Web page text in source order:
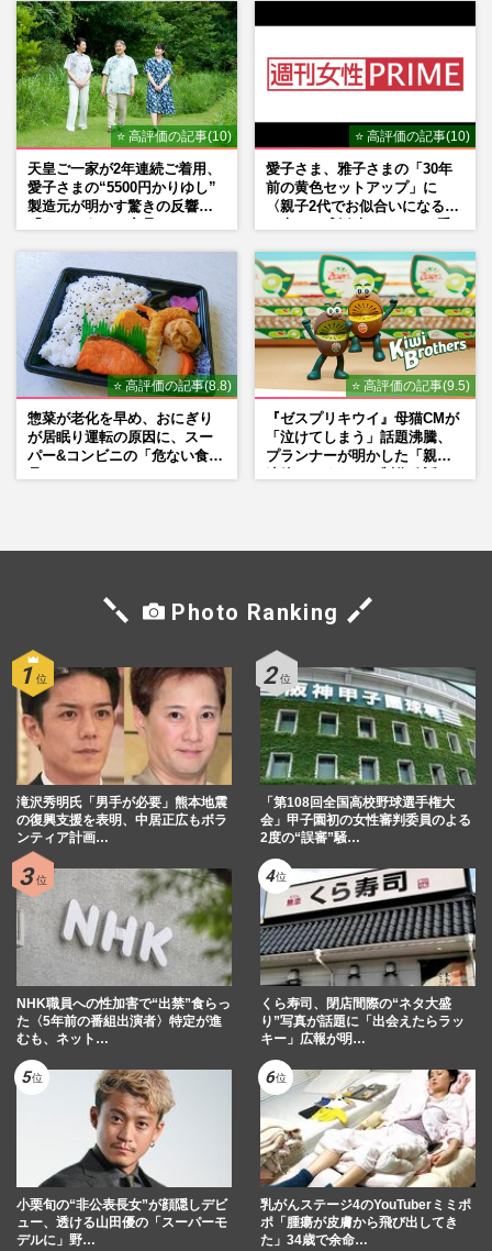
⭐ 高評価の記事(10)
天皇ご一家が2年連続ご着用、
愛子さまの“5500円かりゆし”
製造元が明かす驚きの反響
⭐ 高評価の記事(10)
愛子さま、雅子さまの「30年
前の黄色セットアップ」に
〈親子2代でお似合いになる〉
⭐ 高評価の記事(8.8)
惣菜が老化を早め、おにぎり
が居眠り運転の原因に、スー
パー&コンビニの「危ない食
⭐ 高評価の記事(9.5)
『ゼスプリキウイ』母猫CMが
「泣けてしまう」話題沸騰、
プランナーが明かした「親に
Photo Ranking
滝沢秀明氏「男手が必要」熊本地震
の復興支援を表明、中居正広もボラ
ンティア計画…
「第108回全国高校野球選手権大
会」甲子園初の女性審判委員のよる
2度の“誤審”騒…
NHK職員への性加害で“出禁”食らっ
た〈5年前の番組出演者〉特定が進
むも、ネット…
くら寿司、閉店間際の“ネタ大盛
り”写真が話題に「出会えたらラッ
キー」広報が明…
小栗旬の“非公表長女”が顔隠しデビ
ュー、透ける山田優の「スーパーモ
デルに」野…
乳がんステージ4のYouTuberミミポ
ポ「腫瘍が皮膚から飛び出してき
た」34歳で余命…